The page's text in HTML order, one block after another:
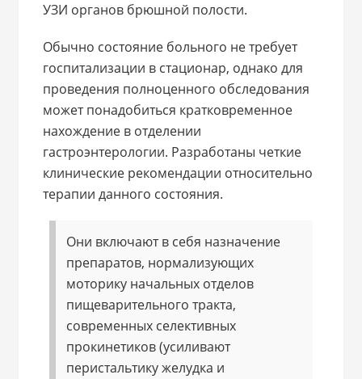
УЗИ органов брюшной полости.
Обычно состояние больного не требует
госпитализации в стационар, однако для
проведения полноценного обследования
может понадобиться кратковременное
нахождение в отделении
гастроэнтерологии. Разработаны четкие
клинические рекомендации относительно
терапии данного состояния.
Они включают в себя назначение
препаратов, нормализующих
моторику начальных отделов
пищеварительного тракта,
современных селективных
прокинетиков (усиливают
перистальтику желудка и